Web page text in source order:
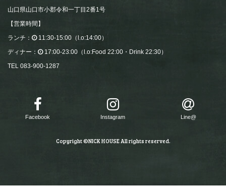
山口県山口市小郡令和一丁目2番1号
【営業時間】
ランチ：
11:30-15:00（l.o:14:00）
ディナー：
17:00-23:00（l.o:Food 22:00・Drink 22:30）
TEL 083-900-1287
Facebook Instagram Line@
Copyright ©NICK HOUSE All rights reserved.